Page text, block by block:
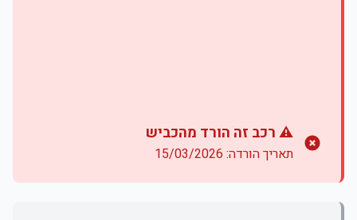
⚠️ רכב זה הורד מהכביש
תאריך הורדה: 15/03/2026